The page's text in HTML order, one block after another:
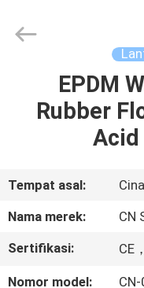
RUMAH
TENTANG
KAMI
TUR
Materials
EPDM
Rubber
Acid
Tempat asal:
Cina
Nama merek:
CN
Sertifikasi:
CE
Nomor model: